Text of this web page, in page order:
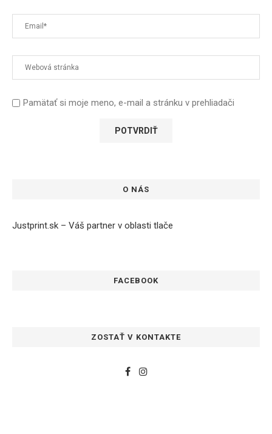
Pamätať si moje meno, e-mail a stránku v prehliadači
O NÁS
Justprint.sk – Váš partner v oblasti tlače
FACEBOOK
ZOSTAŤ V KONTAKTE